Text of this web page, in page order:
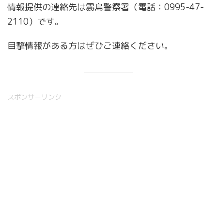
情報提供の連絡先は霧島警察署（電話：0995-47-
2110）です。
目撃情報がある方はぜひご連絡ください。
スポンサーリンク